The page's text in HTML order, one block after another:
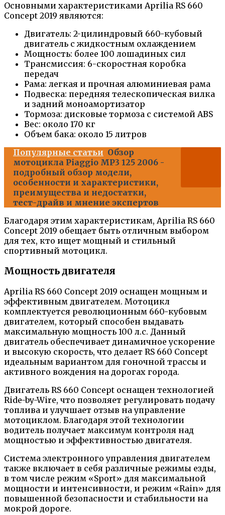
Основными характеристиками Aprilia RS 660
Concept 2019 являются:
Двигатель: 2-цилиндровый 660-кубовый
двигатель с жидкостным охлаждением
Мощность: более 100 лошадиных сил
Трансмиссия: 6-скоростная коробка
передач
Рама: легкая и прочная алюминиевая рама
Подвеска: передняя телескопическая вилка
и задний моноамортизатор
Тормоза: дисковые тормоза с системой ABS
Вес: около 170 кг
Объем бака: около 15 литров
Популярные статьи Обзор
мотоцикла Piaggio MP3 125 2006 -
подробный обзор модели,
особенности и характеристики,
преимущества и недостатки,
тест-драйв и мнение экспертов
Благодаря этим характеристикам, Aprilia RS 660
Concept 2019 обещает быть отличным выбором
для тех, кто ищет мощный и стильный
спортивный мотоцикл.
Мощность двигателя
Aprilia RS 660 Concept 2019 оснащен мощным и
эффективным двигателем. Мотоцикл
комплектуется революционным 660-кубовым
двигателем, который способен выдавать
максимальную мощность 100 л.с. Данный
двигатель обеспечивает динамичное ускорение
и высокую скорость, что делает RS 660 Concept
идеальным вариантом для гоночной трассы и
активного вождения на дорогах города.
Двигатель RS 660 Concept оснащен технологией
Ride-by-Wire, что позволяет регулировать подачу
топлива и улучшает отзыв на управление
мотоциклом. Благодаря этой технологии
водитель получает максимум контроля над
мощностью и эффективностью двигателя.
Система электронного управления двигателем
также включает в себя различные режимы езды,
в том числе режим «Sport» для максимальной
мощности и интенсивности, и режим «Rain» для
повышенной безопасности и стабильности на
мокрой дороге.